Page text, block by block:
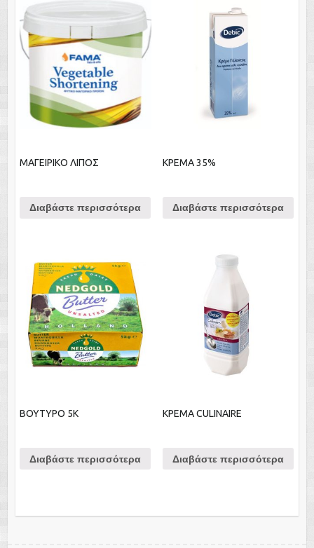
ΜΑΓΕΙΡΙΚΟ ΛΙΠΟΣ
Διαβάστε περισσότερα
ΚΡΕΜΑ 35%
Διαβάστε περισσότερα
ΒΟΥΤΥΡΟ 5Κ
Διαβάστε περισσότερα
ΚΡΕΜΑ CULINAIRE
Διαβάστε περισσότερα